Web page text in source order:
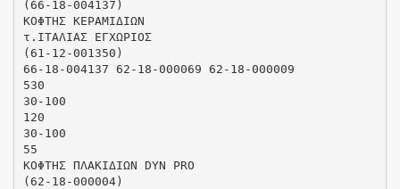
(66-18-004137)
ΚΟΦΤΗΣ ΚΕΡΑΜΙΔΙΩΝ
τ.ΙΤΑΛΙΑΣ ΕΓΧΩΡΙΟΣ
(61-12-001350)
66-18-004137 62-18-000069 62-18-000009
530
30-100
120
30-100
55
ΚΟΦΤΗΣ ΠΛΑΚΙΔΙΩΝ DYN PRO
(62-18-000004)